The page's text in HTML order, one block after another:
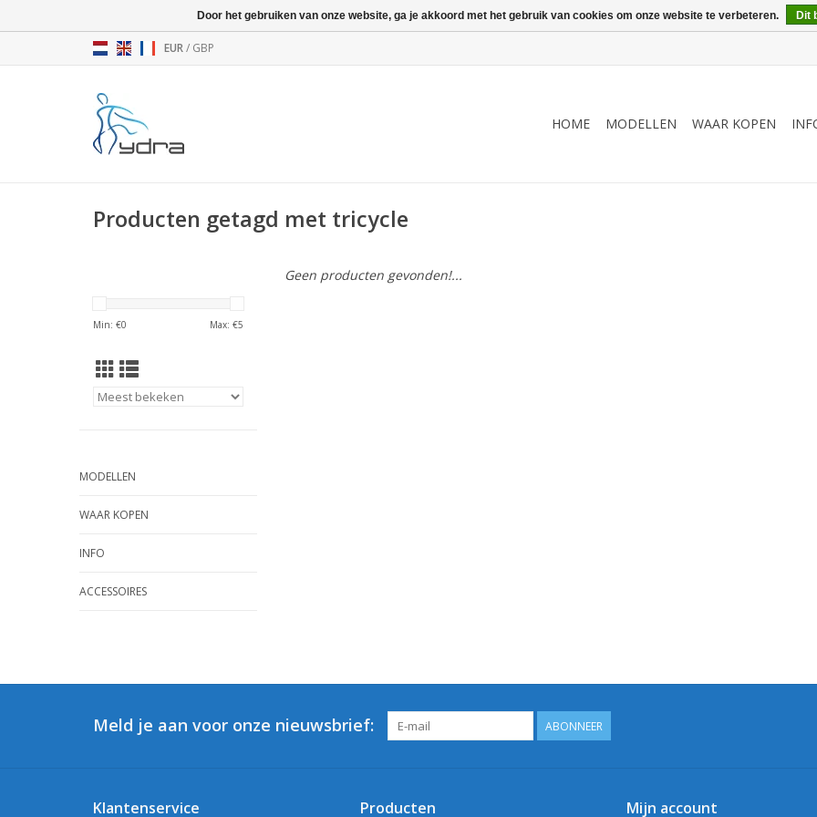
EUR/ GBP
HOME MODELLEN WAAR KOPEN
Producten getagd met tricycle
Min: €0 Max: €5
MODELLEN
WAAR KOPEN
INFO
ACCESSOIRES
Geen producten gevonden!...
Meld je aan voor onze nieuwsbrief: ABONNEER
Klantenservice Producten Mijn account
Door het gebruiken van onze website, ga je akkoord met het gebruik van cookies om onze website te verbeteren. Dit